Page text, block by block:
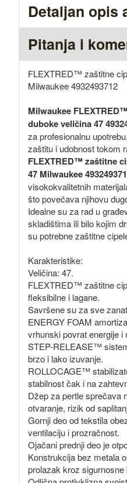
Detaljan opis
Pitanja i
FLEXTRED™ zaštitne
Milwaukee 4932493712
Milwaukee
duboke veličina 47
za profesionalnu
zaštitu i udobnost tokom
FLEXTRED™ zaštitne
47 Milwaukee
visokokvalitetnih
što povećava njihovu
Idealne su za rad u
skladištima ili bilo kojim
su potrebne zaštitne
Karakteristike:
Veličina: 47.
FLEXTRED™ zaštitne
fleksibilne i lagane.
Savršene su za sve
ENERGY FOAM
vrhunski povrat energije
STEP-RELEASE™
brzo i lako izuvanje.
ROLLOCAGE™
stabilnost čak i na
Džep za pertle sprečava
otvaranje, rizik od
Gornji deo od tekstila
ventilaciju i prozračnost.
Ojačani prednji deo je
Konstrukcija bez metala
prolazak kroz sigurnosne